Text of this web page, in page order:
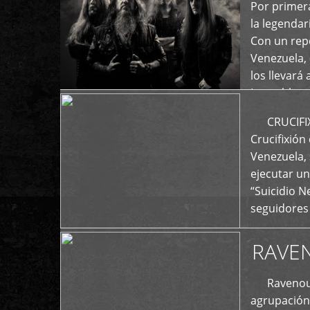
Por
la
Con un
los llevará
La
Crucifixión
ejecutar
“Suicidio